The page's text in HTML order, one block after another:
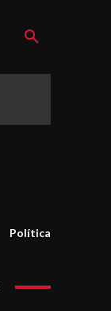
Política